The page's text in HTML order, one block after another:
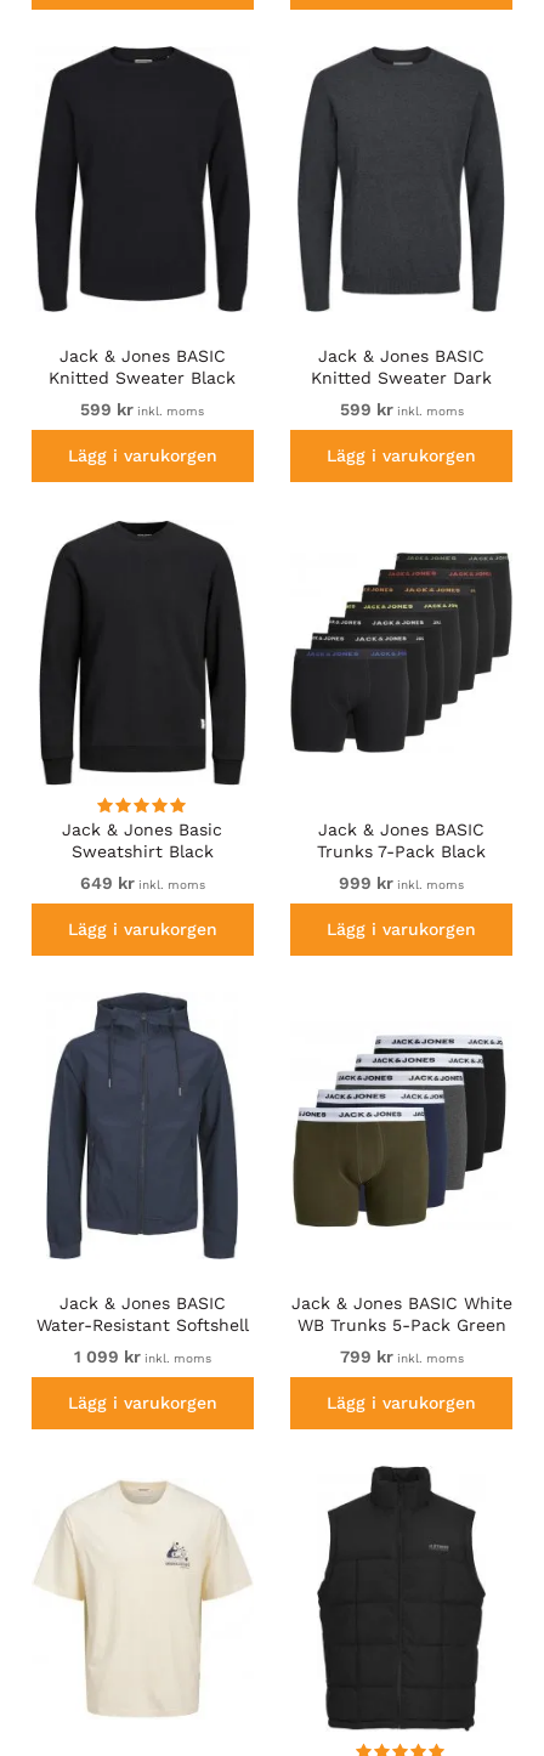
Jack & Jones BASIC
Knitted Sweater Black
599 kr inkl. moms
Lägg i varukorgen
Jack & Jones BASIC
Knitted Sweater Dark
Grey Melange
599 krinkl. moms
Lägg i varukorgen
Jack & Jones Basic
Sweatshirt Black
649 krinkl. moms
Lägg i varukorgen
Jack & Jones BASIC
Trunks 7-Pack Black
999 kr inkl. moms
Lägg i varukorgen
Jack & Jones BASIC
Water-Resistant Softshell
Jacket Navy Blazer
1 099 krinkl. moms
Lägg i varukorgen
Jack & Jones BASIC White
WB Trunks 5-Pack Green
799 krinkl. moms
Lägg i varukorgen